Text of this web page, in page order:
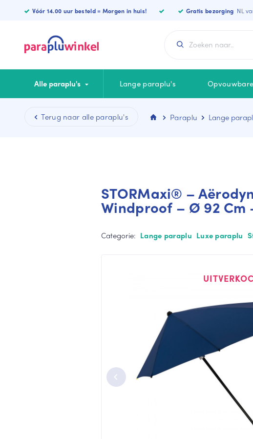
Vóór 14.00 uur besteld = Morgen in huis! Gratis bezorging NL
Alle paraplu's Lange paraplu's
CATEGORIEËN
Vierkante paraplu
KLEUREN
Rode paraplu
Groen paraplu
Paraplu Lange
STORMaxi® –
Windproof – Ø 92 Cm
Categorie: Lange paraplu Luxe paraplu